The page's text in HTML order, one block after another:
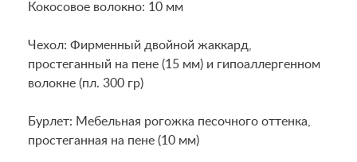
Кокосовое волокно: 10 мм
Чехол: Фирменный двойной жаккард,
простеганный на пене (15 мм) и гипоаллергенном
волокне (пл. 300 гр)
Бурлет: Мебельная рогожка песочного оттенка,
простеганная на пене (10 мм)